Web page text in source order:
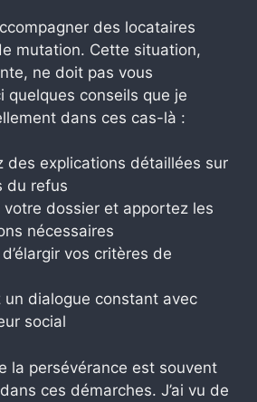
des locataires
mutation. Cette situation,
ne doit pas vous
quelques conseils que je
dans ces cas-là :
des explications détaillées sur
du refus
votre dossier et apportez les
nécessaires
vos critères de
un dialogue constant avec
social
la persévérance est souvent
ces démarches. J’ai vu de